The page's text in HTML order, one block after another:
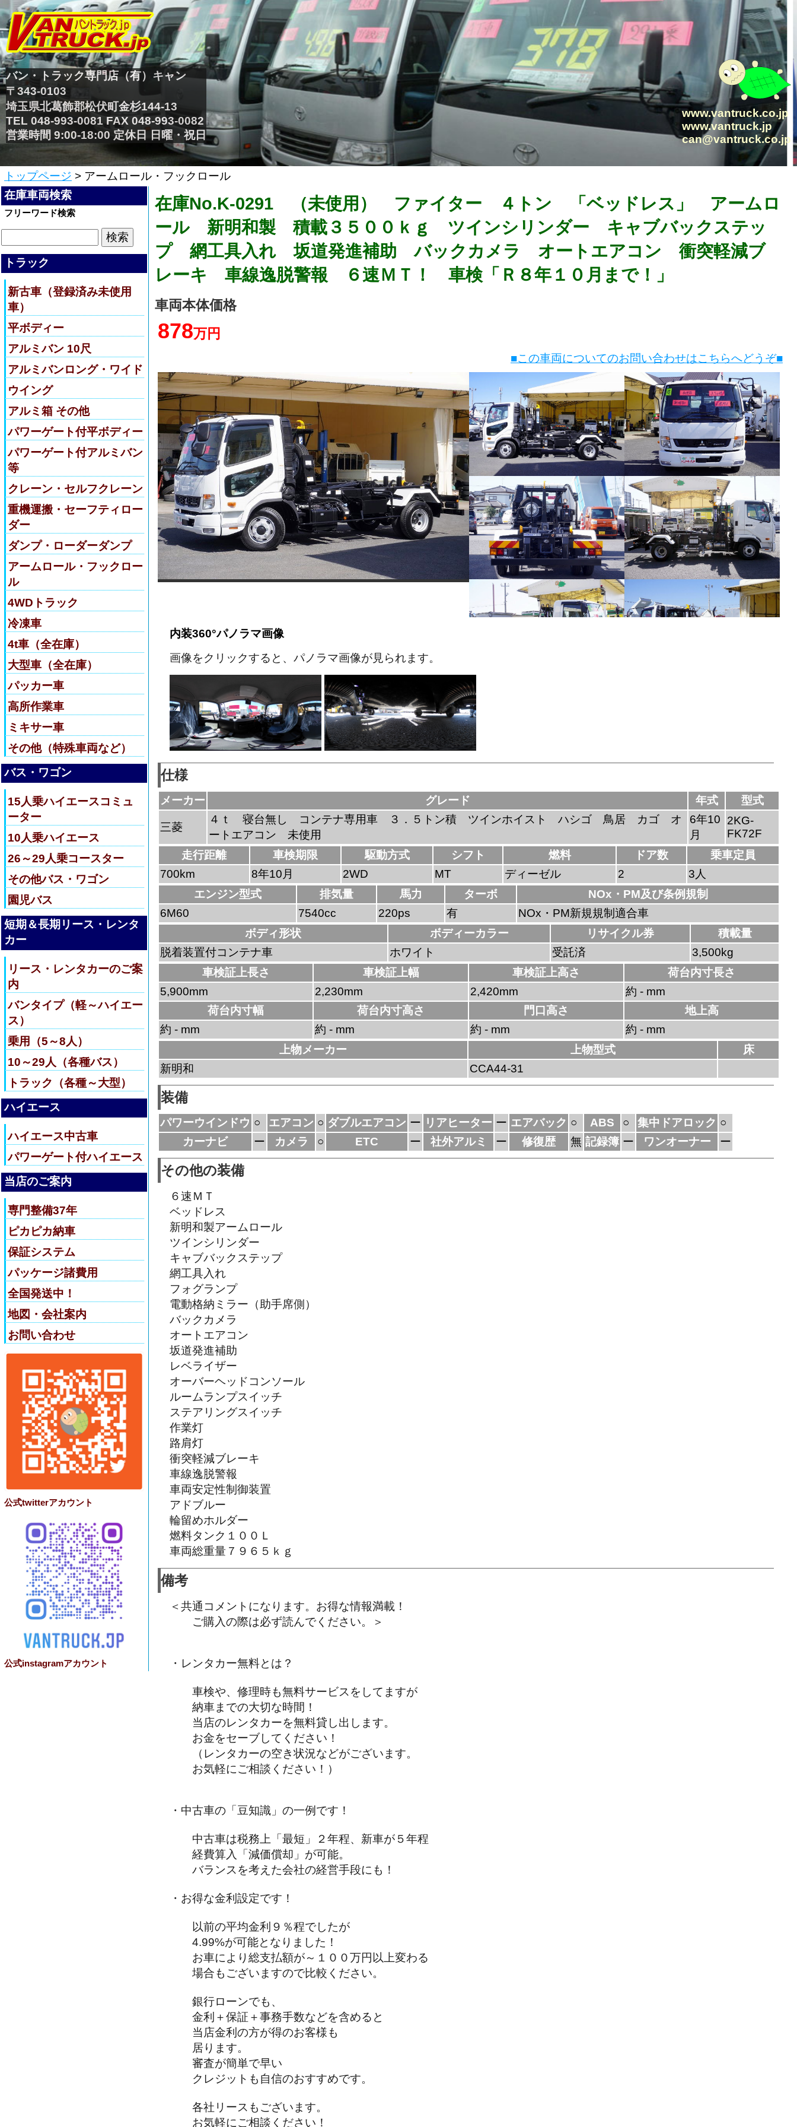
バン・トラック専門店（有）キャン
〒343-0103
埼玉県北葛飾郡松伏町金杉144-13
TEL 048-993-0081 FAX 048-993-0082
営業時間 9:00-18:00 定休日 日曜・祝日
www.vantruck.co.jp
www.vantruck.jp
can@vantruck.co.jp
トップページ > アームロール・フックロール
在庫車両検索
フリーワード検索
トラック
新古車（登録済み未使用
車）
平ボディー
アルミバン 10尺
アルミバンロング・ワイド
ウイング
アルミ箱 その他
パワーゲート付平ボディー
パワーゲート付アルミバン
等
クレーン・セルフクレーン
重機運搬・セーフティロー
ダー
ダンプ・ローダーダンプ
アームロール・フックロー
ル
4WDトラック
冷凍車
4t車（全在庫）
大型車（全在庫）
パッカー車
高所作業車
ミキサー車
その他（特殊車両など）
バス・ワゴン
15人乗ハイエースコミュ
ーター
10人乗ハイエース
26～29人乗コースター
その他バス・ワゴン
園児バス
短期＆長期リース・レンタ
カー
リース・レンタカーのご案
内
バンタイプ（軽～ハイエー
ス）
乗用（5～8人）
10～29人（各種バス）
トラック（各種～大型）
ハイエース
ハイエース中古車
パワーゲート付ハイエース
当店のご案内
専門整備37年
ピカピカ納車
保証システム
パッケージ諸費用
全国発送中！
地図・会社案内
お問い合わせ
公式twitterアカウント
公式instagramアカウント
在庫No.K-0291 （未使用） ファイター ４トン 「ベッドレス」 アームロ
ール 新明和製 積載３５００ｋｇ ツインシリンダー キャブバックステッ
プ 網工具入れ 坂道発進補助 バックカメラ オートエアコン 衝突軽減ブ
レーキ 車線逸脱警報 ６速ＭＴ！ 車検「Ｒ８年１０月まで！」
車両本体価格
878万円
■この車両についてのお問い合わせはこちらへどうぞ■
内装360°パノラマ画像
画像をクリックすると、パノラマ画像が見られます。
仕様
メーカー グレード 年式 型式
三菱
４ｔ 寝台無し コンテナ専用車 ３．５トン積 ツインホイスト ハシゴ 鳥居 カゴ オ
ートエアコン 未使用
6年10
月
2KG-
FK72F
走行距離
車検期限 駆動方式 シフト 燃料 ドア数
乗車定員
700km
8年10月 2WD MT ディーゼル 2
3人
エンジン型式
排気量 馬力 ターボ
NOx・PM及び条例規制
6M60
7540cc 220ps 有
NOx・PM新規規制適合車
ボディ形状
ボディーカラー リサイクル券
積載量
脱着装置付コンテナ車
ホワイト 受託済
3,500kg
車検証上長さ
車検証上幅 車検証上高さ
荷台内寸長さ
5,900mm
2,230mm 2,420mm
約 - mm
荷台内寸幅
荷台内寸高さ 門口高さ
地上高
約 - mm
約 - mm 約 - mm
約 - mm
上物メーカー
上物型式
床
新明和
CCA44-31
装備
パワーウインドウ ○ エアコン ○ ダブルエアコン ー リアヒーター ー エアバック ○ ABS ○ 集中ドアロック ○
カーナビ
ー カメラ ○ ETC ー 社外アルミ ー 修復歴 無 記録簿 ー ワンオーナー ー
その他の装備
６速ＭＴ
ベッドレス
新明和製アームロール
ツインシリンダー
キャブバックステップ
網工具入れ
フォグランプ
電動格納ミラー（助手席側）
バックカメラ
オートエアコン
坂道発進補助
レベライザー
オーバーヘッドコンソール
ルームランプスイッチ
ステアリングスイッチ
作業灯
路肩灯
衝突軽減ブレーキ
車線逸脱警報
車両安定性制御装置
アドブルー
輪留めホルダー
燃料タンク１００Ｌ
車両総重量７９６５ｋｇ
備考
＜共通コメントになります。お得な情報満載！
ご購入の際は必ず読んでください。＞
・レンタカー無料とは？
車検や、修理時も無料サービスをしてますが
納車までの大切な時間！
当店のレンタカーを無料貸し出します。
お金をセーブしてください！
（レンタカーの空き状況などがございます。
お気軽にご相談ください！）
・中古車の「豆知識」の一例です！
中古車は税務上「最短」２年程、新車が５年程
経費算入「減価償却」が可能。
バランスを考えた会社の経営手段にも！
・お得な金利設定です！
以前の平均金利９％程でしたが
4.99%が可能となりました！
お車により総支払額が～１００万円以上変わる
場合もございますので比較ください。
銀行ローンでも、
金利＋保証＋事務手数などを含めると
当店金利の方が得のお客様も
居ります。
審査が簡単で早い
クレジットも自信のおすすめです。
各社リースもございます。
お気軽にご相談ください！